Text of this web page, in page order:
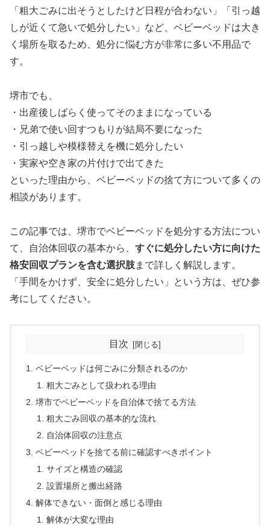
「粗大ごみに出そうとしたけど日程が合わない」「引っ越
しが近くて急いで処分したい」など、ベビーベッドは大き
く場所を取るため、処分に悩む方が非常に多い不用品で
す。
堺市でも、
・出産後しばらく使ってそのままになっている
・兄弟で使い回すつもりが結局不要になった
・引っ越しや模様替えを機に処分したい
・実家や空き家の片付けで出てきた
といった理由から、ベビーベッドの捨て方について多くの
相談があります。
この記事では、堺市でベビーベッドを処分する方法につい
て、自治体回収の基本から、 すぐに処分したい方に向けた
格安回収プランを含む選択肢まで詳しく解説します。
「手間をかけず、安全に処分したい」という方は、ぜひ参
考にしてください。
目次
ベビーベッドは何ごみに分類されるのか
粗大ごみとして扱われる理由
堺市でベビーベッドを自治体で捨てる方法
粗大ごみ回収の基本的な流れ
自治体回収の注意点
ベビーベッドを捨てる前に確認すべきポイント
サイズと構造の確認
設置場所と搬出経路
解体できない・面倒と感じる理由
解体が大変な理由